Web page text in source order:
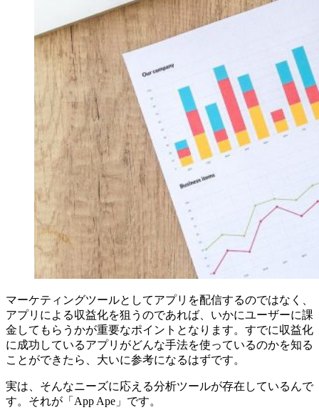
マーケティングツールとしてアプリを配信するのではなく、
アプリによる収益化を狙うのであれば、いかにユーザーに課
金してもらうかが重要なポイントとなります。すでに収益化
に成功しているアプリがどんな手法を使っているのかを知る
ことができたら、大いに参考になるはずです。
実は、そんなニーズに応える分析ツールが存在しているんで
す。それが「App Ape」です。